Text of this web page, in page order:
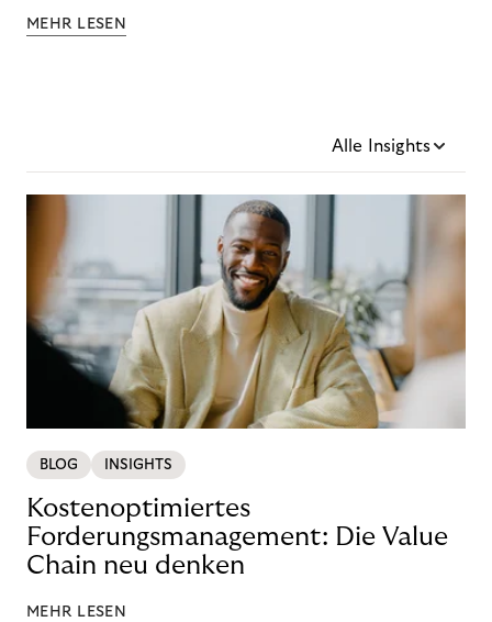
MEHR LESEN
Alle Insights
BLOG INSIGHTS
Kostenoptimiertes
Forderungsmanagement: Die Value
Chain neu denken
MEHR LESEN